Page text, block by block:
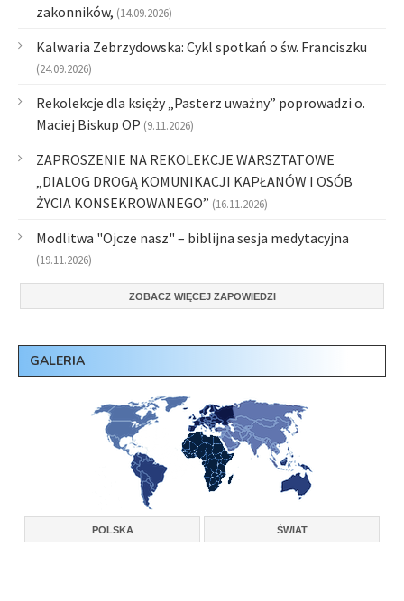
zakonników, (14.09.2026)
Kalwaria Zebrzydowska: Cykl spotkań o św. Franciszku
(24.09.2026)
Rekolekcje dla księży „Pasterz uważny” poprowadzi o.
Maciej Biskup OP (9.11.2026)
ZAPROSZENIE NA REKOLEKCJE WARSZTATOWE
„DIALOG DROGĄ KOMUNIKACJI KAPŁANÓW I OSÓB
ŻYCIA KONSEKROWANEGO” (16.11.2026)
Modlitwa "Ojcze nasz" – biblijna sesja medytacyjna
(19.11.2026)
ZOBACZ WIĘCEJ ZAPOWIEDZI
GALERIA
POLSKA ŚWIAT